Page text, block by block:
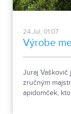
24.Jul, 01:07
Výrobe
Juraj Vaškovič
zručným
apidomček,